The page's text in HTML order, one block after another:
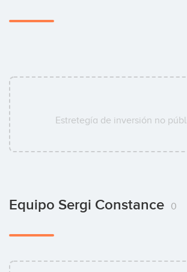
Estretegía de inversión no
Equipo Sergi Constance 0